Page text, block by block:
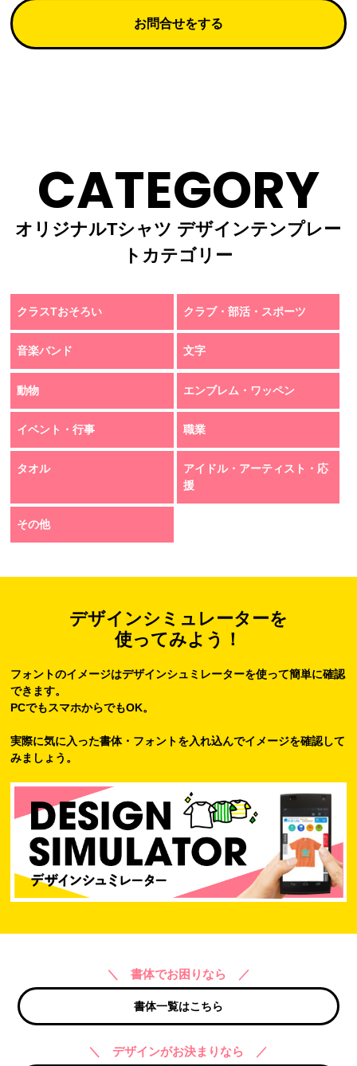
お問合せをする
CATEGORY
オリジナルTシャツ デザインテンプレー
トカテゴリー
クラスTおそろい クラブ・部活・スポーツ
音楽バンド 文字
動物 エンブレム・ワッペン
イベント・行事 職業
タオル
アイドル・アーティスト・応
援
その他
デザインシミュレーターを
使ってみよう！
フォントのイメージはデザインシュミレーターを使って簡単に確認
できます。
PCでもスマホからでもOK。
実際に気に入った書体・フォントを入れ込んでイメージを確認して
みましょう。
＼ 書体でお困りなら ／
書体一覧はこちら
＼ デザインがお決まりなら ／